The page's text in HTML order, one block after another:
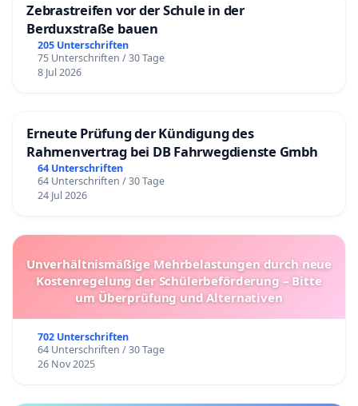
Zebrastreifen vor der Schule in der
Berduxstraße bauen
205 Unterschriften
75 Unterschriften / 30 Tage
8 Jul 2026
Erneute Prüfung der Kündigung des
Rahmenvertrag bei DB Fahrwegdienste Gmbh
64 Unterschriften
64 Unterschriften / 30 Tage
24 Jul 2026
Unverhältnismäßige Mehrbelastungen durch neue
Kostenregelung der Schülerbeförderung – Bitte
um Überprüfung und Alternativen
702 Unterschriften
64 Unterschriften / 30 Tage
26 Nov 2025